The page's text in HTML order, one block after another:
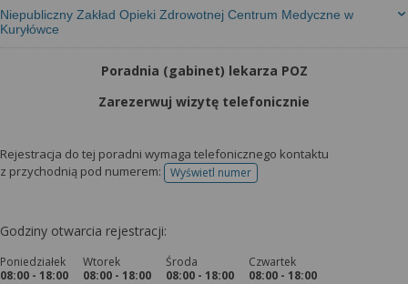
Niepubliczny Zakład Opieki Zdrowotnej Centrum Medyczne w
Kuryłówce
Poradnia (gabinet) lekarza POZ
Zarezerwuj wizytę telefonicznie
Rejestracja do tej poradni wymaga telefonicznego kontaktu
z przychodnią pod numerem:
Wyświetl numertelefonu do rejestracji
Godziny otwarcia rejestracji:
Poniedziałek
08:00 - 18:00
Wtorek
08:00 - 18:00
Środa
08:00 - 18:00
Czwartek
08:00 - 18:00